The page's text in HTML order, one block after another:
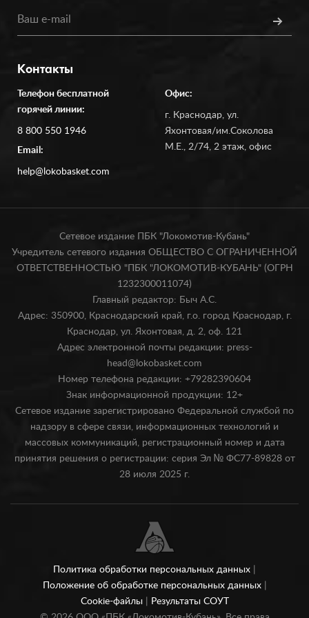
Контакты
Телефон бесплатной
горячей линии:
8 800 550 1946
Email:
help@lokobasket.com
Офис:
г. Краснодар, ул.
Яхонтовая/им.Соколова
М.Е., 2/74, 2 этаж, офис
Сетевое издание ПБК "Локомотив-Кубань"
Учредитель сетевого издания ОБЩЕСТВО С ОГРАНИЧЕННОЙ
ОТВЕТСТВЕННОСТЬЮ "ПБК "ЛОКОМОТИВ-КУБАНЬ" (ОГРН
1232300011074)
Главный редактор: Быч А.С.
Адрес: 350900, Краснодарский край, г.о. город Краснодар, г.
Краснодар, ул. Яхонтовая, д. 2, оф. 121
Адрес электронной почты редакции: press-
head@lokobasket.com
Номер телефона редакции: +79282390604
Знак информационной продукции: 12+
Сетевое издание зарегистрировано Федеральной службой по
надзору в сфере связи, информационных технологий и
массовых коммуникаций, регистрационный номер и дата
принятия решения о регистрации: серия Эл № ФС77-89828 от
28 июля 2025 г.
Политика обработки персональных данных
Положение об обработке персональных данных
Cookie-файлы
Результаты СОУТ